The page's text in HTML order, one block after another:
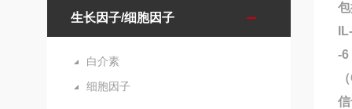
生长因子/细胞因子
白介素
细胞因子
-6